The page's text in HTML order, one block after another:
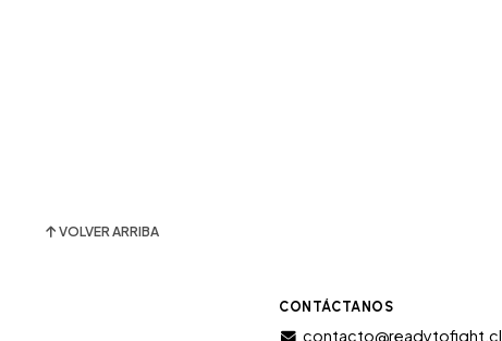
VOLVER ARRIBA
CONTÁCTANOS
contacto@readytofight.cl